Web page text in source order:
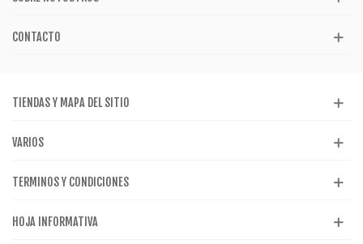
CONTACTO
TIENDAS Y MAPA DEL SITIO
VARIOS
TERMINOS Y CONDICIONES
HOJA INFORMATIVA